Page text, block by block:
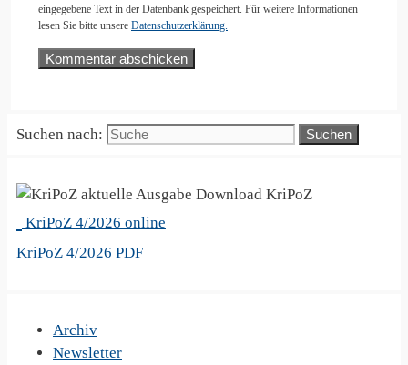
eingegebene Text in der Datenbank gespeichert. Für weitere Informationen
lesen Sie bitte unsere Datenschutzerklärung.
Suchen nach:
KriPoZ
KriPoZ 4/2026 online
KriPoZ 4/2026 PDF
Archiv
Newsletter